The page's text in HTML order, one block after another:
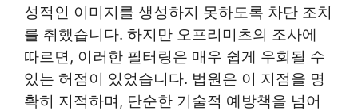
성적인 이미지를 생성하지 못하도록 차단 조치
를 취했습니다. 하지만 오프리미츠의 조사에
따르면, 이러한 필터링은 매우 쉽게 우회될 수
있는 허점이 있었습니다. 법원은 이 지점을 명
확히 지적하며, 단순한 기술적 예방책을 넘어